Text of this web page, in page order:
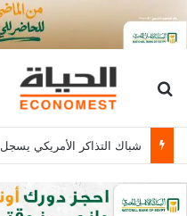
بحث عن
شباك التذاكر الأمريكي يسجل 6.2 مليار دولار